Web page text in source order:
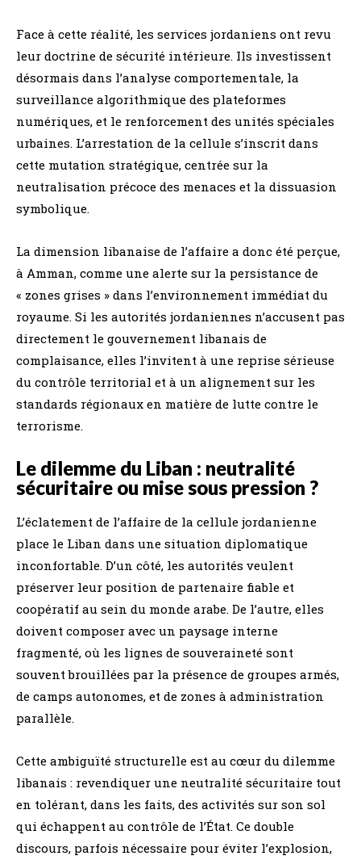
Face à cette réalité, les services jordaniens ont revu
leur doctrine de sécurité intérieure. Ils investissent
désormais dans l’analyse comportementale, la
surveillance algorithmique des plateformes
numériques, et le renforcement des unités spéciales
urbaines. L’arrestation de la cellule s’inscrit dans
cette mutation stratégique, centrée sur la
neutralisation précoce des menaces et la dissuasion
symbolique.
La dimension libanaise de l’affaire a donc été perçue,
à Amman, comme une alerte sur la persistance de
« zones grises » dans l’environnement immédiat du
royaume. Si les autorités jordaniennes n’accusent pas
directement le gouvernement libanais de
complaisance, elles l’invitent à une reprise sérieuse
du contrôle territorial et à un alignement sur les
standards régionaux en matière de lutte contre le
terrorisme.
Le dilemme du Liban : neutralité
sécuritaire ou mise sous pression ?
L’éclatement de l’affaire de la cellule jordanienne
place le Liban dans une situation diplomatique
inconfortable. D’un côté, les autorités veulent
préserver leur position de partenaire fiable et
coopératif au sein du monde arabe. De l’autre, elles
doivent composer avec un paysage interne
fragmenté, où les lignes de souveraineté sont
souvent brouillées par la présence de groupes armés,
de camps autonomes, et de zones à administration
parallèle.
Cette ambiguïté structurelle est au cœur du dilemme
libanais : revendiquer une neutralité sécuritaire tout
en tolérant, dans les faits, des activités sur son sol
qui échappent au contrôle de l’État. Ce double
discours, parfois nécessaire pour éviter l’explosion,